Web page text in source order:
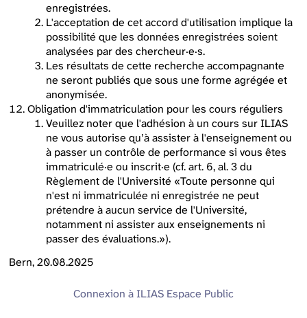
enregistrées.
L'acceptation de cet accord d'utilisation implique la
possibilité que les données enregistrées soient
analysées par des chercheur·e·s.
Les résultats de cette recherche accompagnante
ne seront publiés que sous une forme agrégée et
anonymisée.
Obligation d'immatriculation pour les cours réguliers
Veuillez noter que l'adhésion à un cours sur ILIAS
ne vous autorise qu’à assister à l'enseignement ou
à passer un contrôle de performance si vous êtes
immatriculé·e ou inscrit·e (cf. art. 6, al. 3 du
Règlement de l'Université «Toute personne qui
n'est ni immatriculée ni enregistrée ne peut
prétendre à aucun service de l'Université,
notamment ni assister aux enseignements ni
passer des évaluations.»).
Bern, 20.08.2025
Connexion à ILIAS Espace Public